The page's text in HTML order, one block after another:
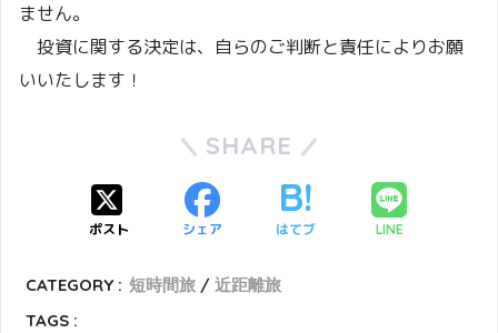
ません。
投資に関する決定は、自らのご判断と責任によりお願
いいたします！
SHARE
ポスト シェア はてブ LINE
CATEGORY : 短時間旅
近距離旅
TAGS :